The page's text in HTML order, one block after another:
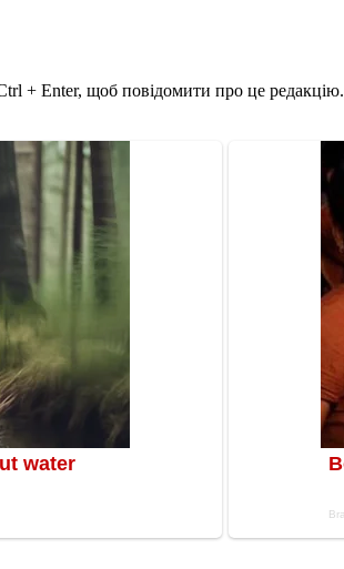
+ Enter, щоб повідомити про це редакцію.